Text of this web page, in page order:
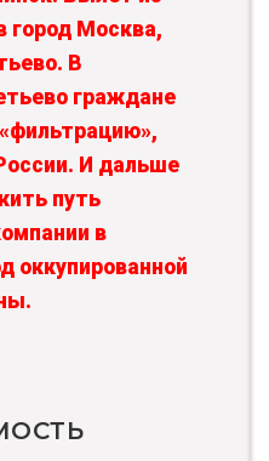
город Москва,
В
граждане
И дальше
путь
в
оккупированной